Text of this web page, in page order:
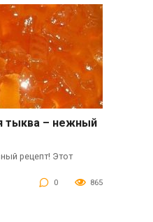
тыква – нежный
рецепт! Этот
0 865